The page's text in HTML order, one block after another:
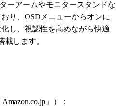
ーアームやモニタースタンドな
り、OSDメニューからオンに
し、視認性を高めながら快適
します。
」）：